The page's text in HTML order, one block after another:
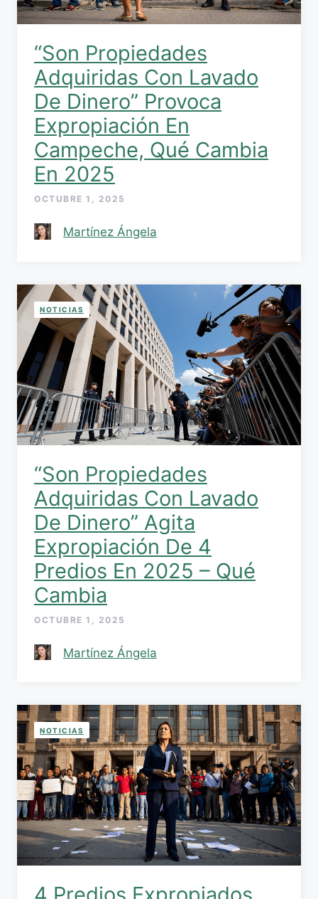
“Son Propiedades
Adquiridas Con Lavado
De Dinero” Provoca
Expropiación En
Campeche, Qué Cambia
En 2025
OCTUBRE 1, 2025
Martínez Ángela
NOTICIAS
“Son Propiedades
Adquiridas Con Lavado
De Dinero” Agita
Expropiación De 4
Predios En 2025 – Qué
Cambia
OCTUBRE 1, 2025
Martínez Ángela
NOTICIAS